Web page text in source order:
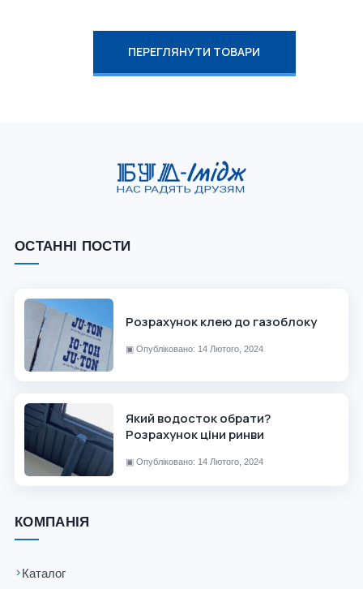
ПЕРЕГЛЯНУТИ ТОВАРИ
ОСТАННІ ПОСТИ
Розрахунок клею до газоблоку
▣ Опубліковано: 14 Лютого, 2024
Який водосток обрати?
Розрахунок ціни ринви
▣ Опубліковано: 14 Лютого, 2024
КОМПАНІЯ
Каталог